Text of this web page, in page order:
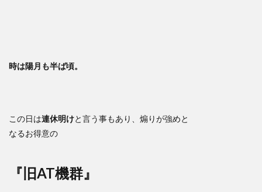
時は陽月も半ば頃。
この日は連休明けと言う事もあり、煽りが強めと
なるお得意の
『旧AT機群』